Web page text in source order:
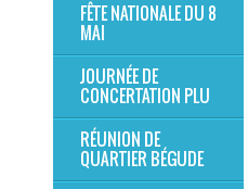
FÊTE NATIONALE DU 8
MAI
JOURNÉE DE
CONCERTATION PLU
RÉUNION DE
QUARTIER BÉGUDE